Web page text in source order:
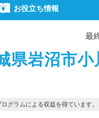
お役立ち情報
最
県岩沼市小
グラムによる収益を得ています。